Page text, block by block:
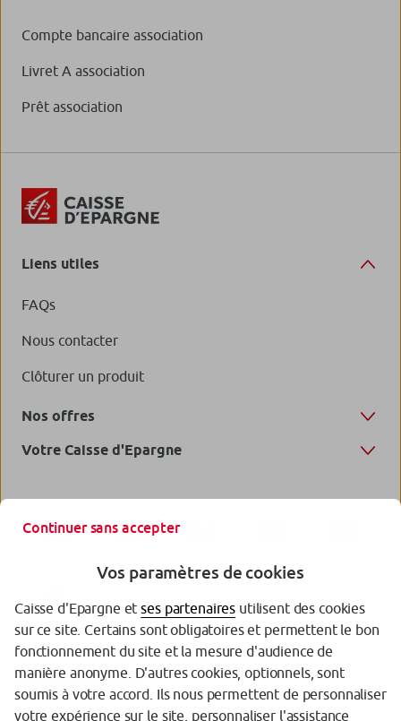
Compte bancaire association
Livret A association
Prêt association
Liens utiles
FAQs
Nous contacter
Clôturer un produit
Nos offres
Votre Caisse d'Epargne
Garantie des Dépôts
Protection des données personnelles
Continuer sans accepter
Vos paramètres de cookies
Caisse d'Epargne etses partenaires utilisent des cookies
sur ce site. Certains sont obligatoires et permettent le bon
fonctionnement du site et la mesure d'audience de
manière anonyme. D'autres cookies, optionnels, sont
soumis à votre accord. Ils nous permettent de personnaliser
votre expérience sur le site, personnaliser l'assistance